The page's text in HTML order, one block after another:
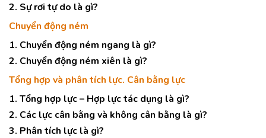
2. Sự rơi tự do là gì?
Chuyển động ném
1. Chuyển động ném ngang là gì?
2. Chuyển động ném xiên là gì?
Tổng hợp và phân tích lực. Cân bằng lực
1. Tổng hợp lực – Hợp lực tác dụng là gì?
2. Các lực cân bằng và không cân bằng là gì?
3. Phân tích lực là gì?